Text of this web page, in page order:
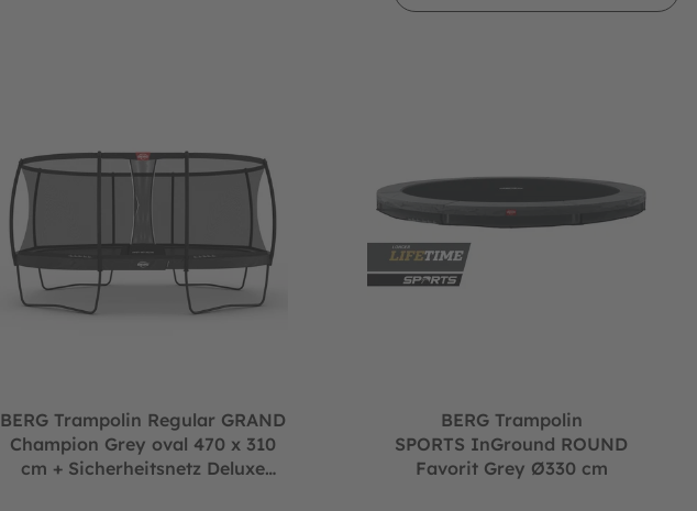
BERG Trampolin Regular GRAND
Champion Grey oval 470 x 310
cm + Sicherheitsnetz Deluxe
BERG Trampolin
SPORTS InGround ROUND
Favorit Grey Ø330 cm